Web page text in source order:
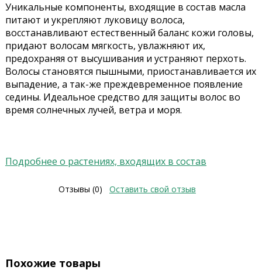
Уникальные компоненты, входящие в состав масла
питают и укрепляют луковицу волоса,
восстанавливают естественный баланс кожи головы,
придают волосам мягкость, увлажняют их,
предохраняя от высушивания и устраняют перхоть.
Волосы становятся пышными, приостанавливается их
выпадение, а так-же преждевременное появление
седины. Идеальное средство для защиты волос во
время солнечных лучей, ветра и моря.
Подробнее о растениях, входящих в состав
Отзывы (0) Оставить свой отзыв
Похожие товары